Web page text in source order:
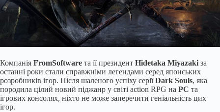
Компанія FromSoftware та її президент Hidetaka Miyazaki за
останні роки стали справжніми легендами серед японських
розробників ігор. Після шаленого успіху серіїDark Souls, яка
породила цілий новий піджанр у світі action RPG на PC та
ігрових консолях, ніхто не може заперечити геніальність цих
ігор.